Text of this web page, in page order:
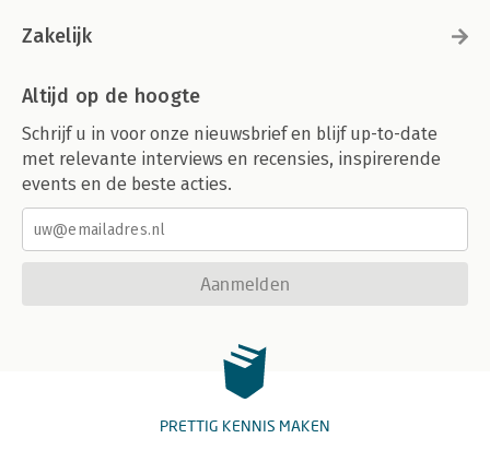
Zakelijk
Altijd op de hoogte
Schrijf u in voor onze nieuwsbrief en blijf up-to-date
met relevante interviews en recensies, inspirerende
events en de beste acties.
Aanmelden
PRETTIG KENNIS MAKEN